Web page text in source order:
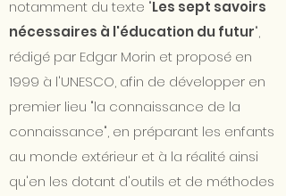
notamment du texte "Les sept savoirs
nécessaires à l'éducation du futur",
rédigé par Edgar Morin et proposé en
1999 à l'UNESCO, afin de développer en
premier lieu "la connaissance de la
connaissance", en préparant les enfants
au monde extérieur et à la réalité ainsi
qu'en les dotant d'outils et de méthodes